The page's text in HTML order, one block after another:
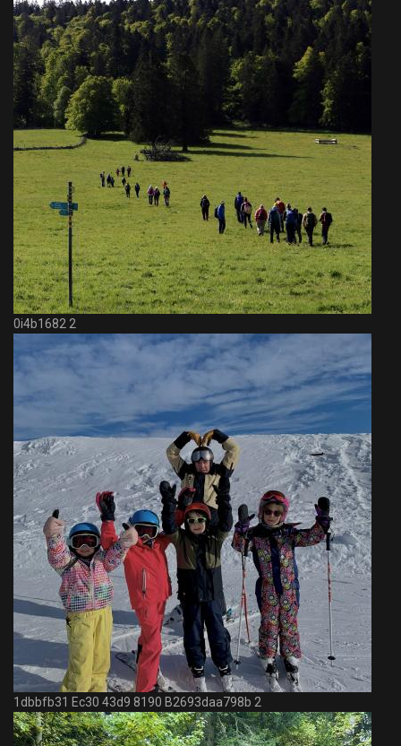
0i4b1682 2
1dbbfb31 Ec30 43d9 8190 B2693daa798b 2